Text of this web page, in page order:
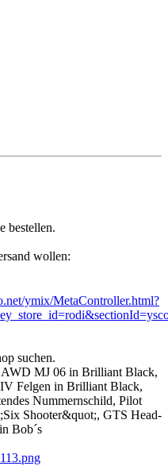
bestellen.
wollen:
ymix/MetaController.html?
suchen.
MJ 06 in Brilliant Black,
Felgen in Brilliant Black,
Nummernschild, Pilot
Shooter&quot;, GTS Head-
Bob´s